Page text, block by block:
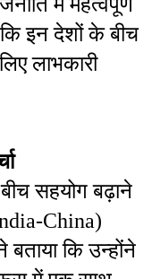
में महत्वपूर्ण
इन देशों के बीच
लाभकारी
सहयोग बढ़ाने
China)
कि उन्होंने